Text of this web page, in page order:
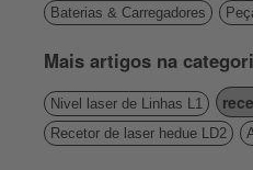
Baterias & Carregadores
Mais artigos na
Nivel laser de Linhas L1
Recetor de laser hedue LD2